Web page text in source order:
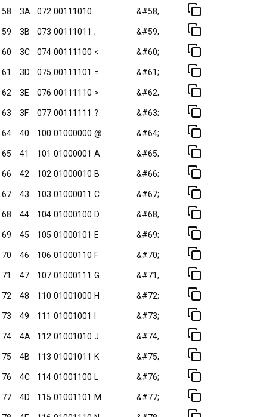
58 3A 072 00111010 : &#58;
59 3B 073 00111011 ; &#59;
60 3C 074 00111100 < &#60;
61 3D 075 00111101 = &#61;
62 3E 076 00111110 > &#62;
63 3F 077 00111111 ? &#63;
64 40 100 01000000 @ &#64;
65 41 101 01000001 A &#65;
66 42 102 01000010 B &#66;
67 43 103 01000011 C &#67;
68 44 104 01000100 D &#68;
69 45 105 01000101 E &#69;
70 46 106 01000110 F &#70;
71 47 107 01000111 G &#71;
72 48 110 01001000 H &#72;
73 49 111 01001001 I &#73;
74 4A 112 01001010 J &#74;
75 4B 113 01001011 K &#75;
76 4C 114 01001100 L &#76;
77 4D 115 01001101 M &#77;